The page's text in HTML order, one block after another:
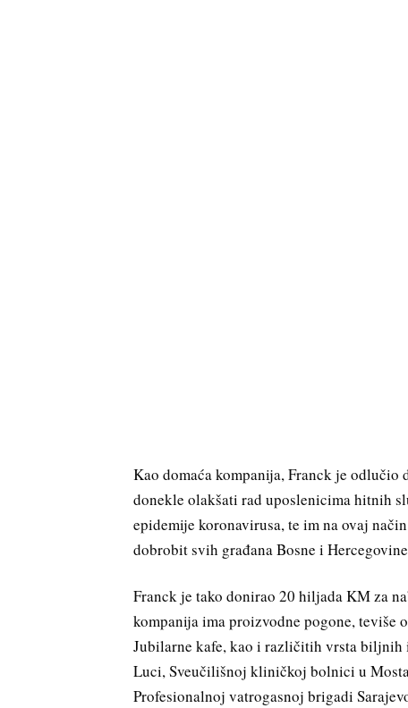
Kao domaća kompanija, Franck je
donekle olakšati rad uposlenicima hitnih
epidemije koronavirusa, te im na ovaj
dobrobit svih građana Bosne i
Franck je tako donirao 20 hiljada KM za
kompanija ima proizvodne pogone,
Jubilarne kafe, kao i različitih vrsta biljnih
Luci, Sveučilišnoj kliničkoj bolnici u
Profesionalnoj vatrogasnoj brigadi